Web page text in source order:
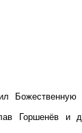
Божественную
Горшенёв и